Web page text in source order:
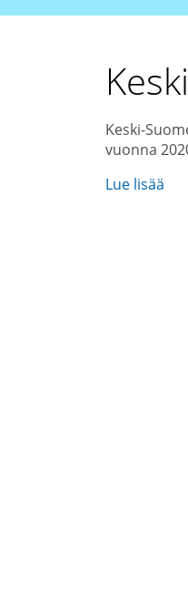
Keski-
vuonna
Lue lisää